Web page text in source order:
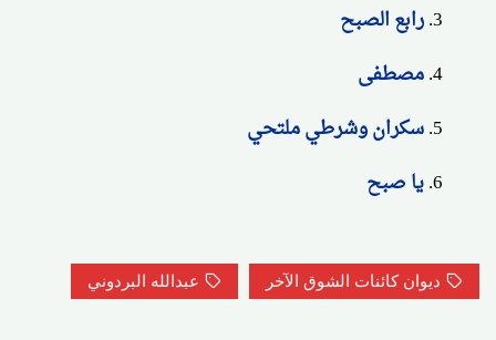
رابع الصبح
مصطفى
سكران وشرطي ملتحي
يا صبح
ديوان كائنات الشوق الآخر عبدالله البردوني